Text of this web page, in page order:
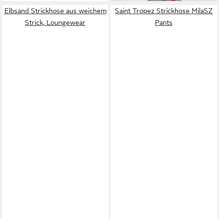
Elbsand Strickhose aus weichem
Strick, Loungewear
Saint Tropez Strickhose MilaSZ
Pants